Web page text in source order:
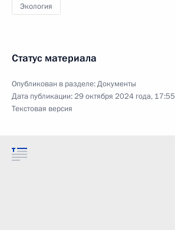
Экология
Статус материала
Опубликован в разделе:Документы
Дата публикации:29 октября 2024 года, 17:55
Текстовая версия